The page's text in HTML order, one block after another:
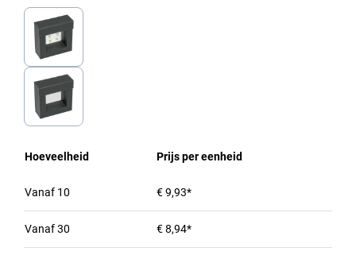
Hoeveelheid Prijs per eenheid
Vanaf 10 € 9,93*
Vanaf30 € 8,94*